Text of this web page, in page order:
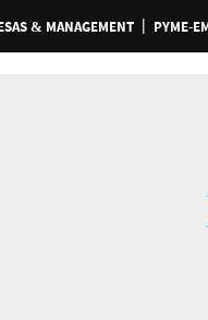
& MANAGEMENT PYME-